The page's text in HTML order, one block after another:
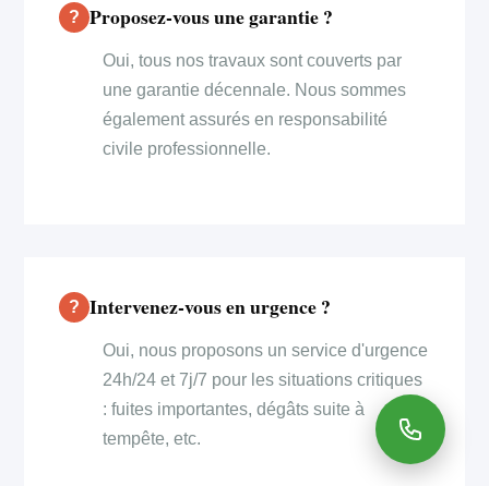
Proposez-vous une garantie ?
Oui, tous nos travaux sont couverts par
une garantie décennale. Nous sommes
également assurés en responsabilité
civile professionnelle.
Intervenez-vous en urgence ?
Oui, nous proposons un service d'urgence
24h/24 et 7j/7 pour les situations critiques
: fuites importantes, dégâts suite à
tempête, etc.